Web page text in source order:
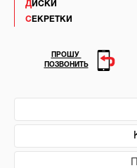
ДИСКИ
СЕКРЕТКИ
ПРОШУ
ПОЗВОНИТЬ